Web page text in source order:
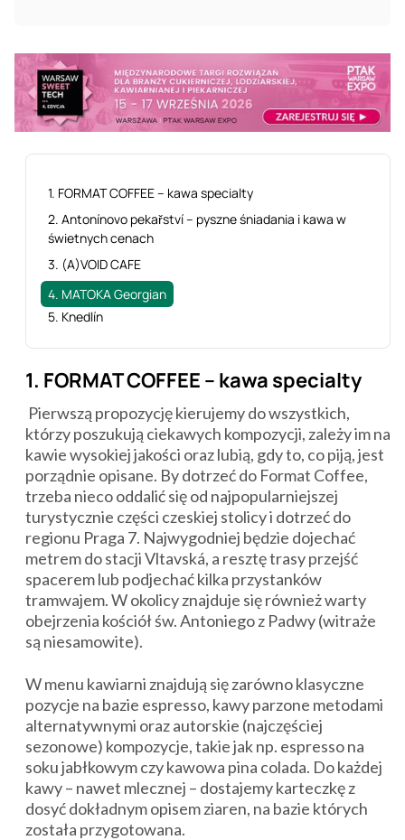
1. FORMAT COFFEE – kawa specialty
2. Antonínovo pekařství – pyszne śniadania i kawa w
świetnych cenach
3. (A)VOID CAFE
4. MATOKA Georgian
5. Knedlín
1. FORMAT COFFEE – kawa specialty
Pierwszą propozycję kierujemy do wszystkich,
którzy poszukują ciekawych kompozycji, zależy im na
kawie wysokiej jakości oraz lubią, gdy to, co piją, jest
porządnie opisane. By dotrzeć do Format Coffee,
trzeba nieco oddalić się od najpopularniejszej
turystycznie części czeskiej stolicy i dotrzeć do
regionu Praga 7. Najwygodniej będzie dojechać
metrem do stacji Vltavská, a resztę trasy przejść
spacerem lub podjechać kilka przystanków
tramwajem. W okolicy znajduje się również warty
obejrzenia kościół św. Antoniego z Padwy (witraże
są niesamowite).
W menu kawiarni znajdują się zarówno klasyczne
pozycje na bazie espresso, kawy parzone metodami
alternatywnymi oraz autorskie (najczęściej
sezonowe) kompozycje, takie jak np. espresso na
soku jabłkowym czy kawowa pina colada. Do każdej
kawy – nawet mlecznej – dostajemy karteczkę z
dosyć dokładnym opisem ziaren, na bazie których
została przygotowana.